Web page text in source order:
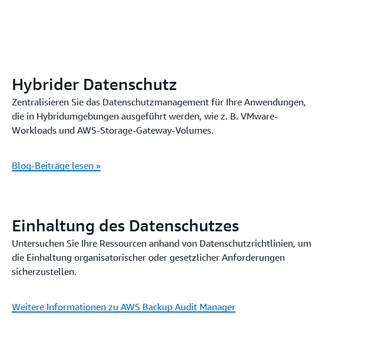
Hybrider Datenschutz
Zentralisieren Sie das Datenschutzmanagement für Ihre Anwendungen,
die in Hybridumgebungen ausgeführt werden, wie z. B. VMware-
Workloads und AWS-Storage-Gateway-Volumes.
Blog-Beiträge lesen »
Einhaltung des Datenschutzes
Untersuchen Sie Ihre Ressourcen anhand von Datenschutzrichtlinien, um
die Einhaltung organisatorischer oder gesetzlicher Anforderungen
sicherzustellen.
Weitere Informationen zu AWS Backup Audit Manager